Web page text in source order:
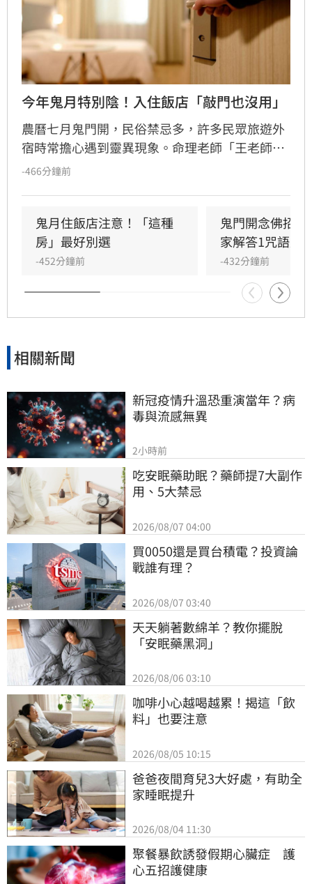
今年鬼月特別陰！入住飯店「敲門也沒用」
農曆七月鬼門開，民俗禁忌多，許多民眾旅遊外
宿時常擔心遇到靈異現象。命理老師「王老師」
指出，傳統敲門或弄亂床單效果有限，並分享
時針繞行觀想光芒，藉此提升陽氣並與無形眾生
溝通。
-466分鐘前
鬼月住飯店注意！「這種
房」最好別選
-452分鐘前
鬼門開念佛招
家解答1咒語別
-432分鐘前
相關新聞
新冠疫情升溫恐重演當年？病
毒與流感無異
2小時前
吃安眠藥助眠？藥師提7大副作
用、5大禁忌
2026/08/07 04:00
買0050還是買台積電？投資論
戰誰有理？
2026/08/07 03:40
天天躺著數綿羊？教你擺脫
「安眠藥黑洞」
2026/08/06 03:10
咖啡小心越喝越累！揭這「飲
料」也要注意
2026/08/05 10:15
爸爸夜間育兒3大好處，有助全
家睡眠提升
2026/08/04 11:30
聚餐暴飲誘發假期心臟症　護
心五招護健康